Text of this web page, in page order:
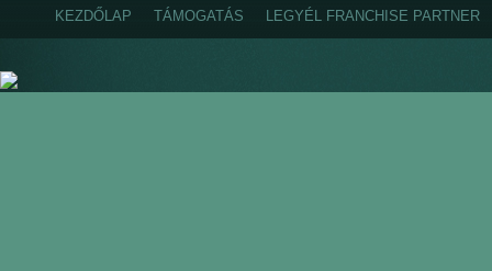
KEZDŐLAP TÁMOGATÁS LEGYÉL FRANCHISE PARTNER